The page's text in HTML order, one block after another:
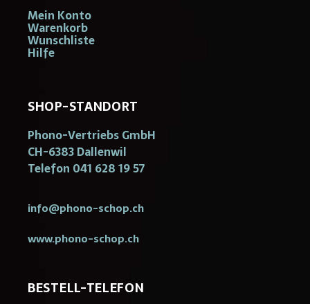
Mein Konto
Warenkorb
Wunschliste
Hilfe
SHOP-STANDORT
Phono-Vertriebs GmbH
CH-6383 Dallenwil
Telefon 041 628 19 57
info@phono-schop.ch
www.phono-schop.ch
BESTELL-TELEFON